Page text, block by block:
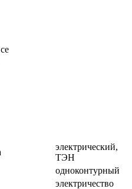
электрический,
ТЭН
одноконтурный
электричество